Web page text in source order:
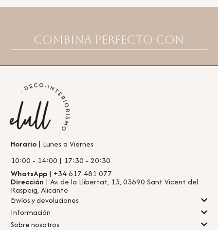
Combina perfecto con
Horario | Lunes a Viernes
10:00 - 14:00 | 17:30 - 20:30
WhatsApp | +34 617 481 077
Dirección | Av. de la Llibertat, 13, 03690 Sant Vicent del
Raspeig, Alicante
Envíos y devoluciones
Información
Sobre nosotros